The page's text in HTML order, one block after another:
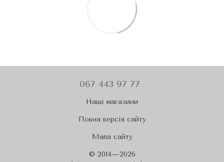
067 443 97 77
Наші магазини
Повна версія сайту
Мапа сайту
© 2014—2026